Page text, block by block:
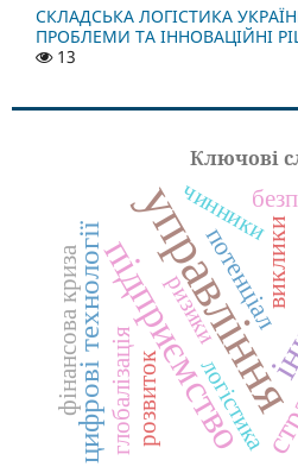
СКЛАДСЬКА ЛОГІСТИКА
ПРОБЛЕМИ ТА ІННОВАЦІЙНІ
13
Ключові
підприємство
цифрові технології виклики
потенціал
розвиток логістика
глобалізація
ризики
фінансова криза
чинники